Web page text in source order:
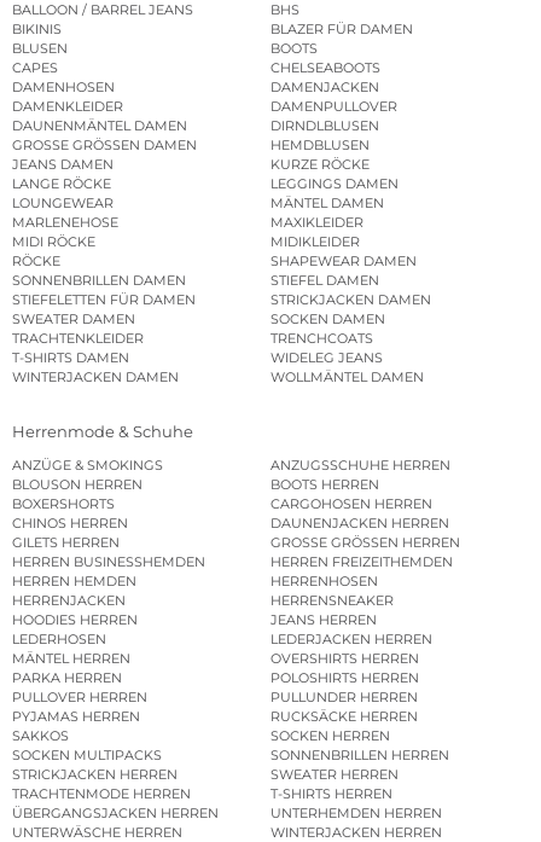
BALLOON / BARREL JEANS
BHS
BIKINIS
BLAZER FÜR DAMEN
BLUSEN
BOOTS
CAPES
CHELSEABOOTS
DAMENHOSEN
DAMENJACKEN
DAMENKLEIDER
DAMENPULLOVER
DAUNENMÄNTEL DAMEN
DIRNDLBLUSEN
GROSSE GRÖSSEN DAMEN
HEMDBLUSEN
JEANS DAMEN
KURZE RÖCKE
LANGE RÖCKE
LEGGINGS DAMEN
LOUNGEWEAR
MÄNTEL DAMEN
MARLENEHOSE
MAXIKLEIDER
MIDI RÖCKE
MIDIKLEIDER
RÖCKE
SHAPEWEAR DAMEN
SONNENBRILLEN DAMEN
STIEFEL DAMEN
STIEFELETTEN FÜR DAMEN
STRICKJACKEN DAMEN
SWEATER DAMEN
SOCKEN DAMEN
TRACHTENKLEIDER
TRENCHCOATS
T-SHIRTS DAMEN
WIDELEG JEANS
WINTERJACKEN DAMEN
WOLLMÄNTEL DAMEN
Herrenmode & Schuhe
ANZÜGE & SMOKINGS
ANZUGSSCHUHE HERREN
BLOUSON HERREN
BOOTS HERREN
BOXERSHORTS
CARGOHOSEN HERREN
CHINOS HERREN
DAUNENJACKEN HERREN
GILETS HERREN
GROSSE GRÖSSEN HERREN
HERREN BUSINESSHEMDEN
HERREN FREIZEITHEMDEN
HERREN HEMDEN
HERRENHOSEN
HERRENJACKEN
HERRENSNEAKER
HOODIES HERREN
JEANS HERREN
LEDERHOSEN
LEDERJACKEN HERREN
MÄNTEL HERREN
OVERSHIRTS HERREN
PARKA HERREN
POLOSHIRTS HERREN
PULLOVER HERREN
PULLUNDER HERREN
PYJAMAS HERREN
RUCKSÄCKE HERREN
SAKKOS
SOCKEN HERREN
SOCKEN MULTIPACKS
SONNENBRILLEN HERREN
STRICKJACKEN HERREN
SWEATER HERREN
TRACHTENMODE HERREN
T-SHIRTS HERREN
ÜBERGANGSJACKEN HERREN
UNTERHEMDEN HERREN
UNTERWÄSCHE HERREN
WINTERJACKEN HERREN